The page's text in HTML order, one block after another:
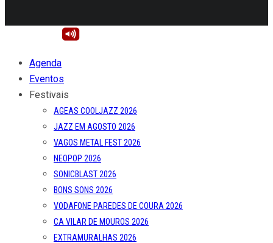
Agenda
Eventos
Festivais
AGEAS COOLJAZZ 2026
JAZZ EM AGOSTO 2026
VAGOS METAL FEST 2026
NEOPOP 2026
SONICBLAST 2026
BONS SONS 2026
VODAFONE PAREDES DE COURA 2026
CA VILAR DE MOUROS 2026
EXTRAMURALHAS 2026